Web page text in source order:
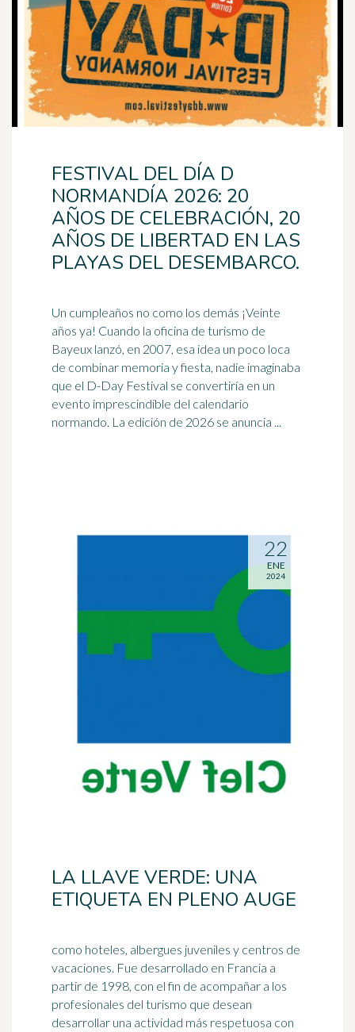
FESTIVAL DEL DÍA D
NORMANDÍA 2026: 20
AÑOS DE CELEBRACIÓN, 20
AÑOS DE LIBERTAD EN LAS
PLAYAS DEL DESEMBARCO.
Un cumpleaños no como los demás ¡Veinte
años ya! Cuando la oficina de turismo de
Bayeux lanzó, en 2007, esa idea un poco loca
de combinar memoria y fiesta, nadie imaginaba
que el D-Day Festival se convertiría en un
evento imprescindible del calendario
normando. La edición de 2026 se anuncia ...
LA LLAVE VERDE: UNA
ETIQUETA EN PLENO AUGE
como hoteles, albergues juveniles y centros de
vacaciones. Fue desarrollado en Francia a
partir de 1998, con el fin de acompañar a los
profesionales del turismo que desean
desarrollar una actividad más respetuosa con
22
ENE
2024